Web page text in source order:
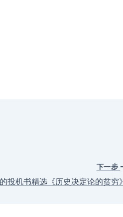
下一步
投机书精选《历史决定论的贫穷》